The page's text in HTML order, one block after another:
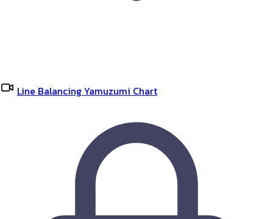
Line Balancing Yamuzumi Chart